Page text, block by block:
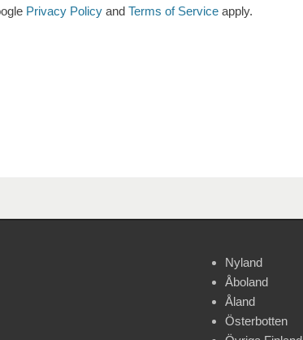
Privacy Policy and Terms of Service apply.
Nyland
Åboland
Åland
Österbotten